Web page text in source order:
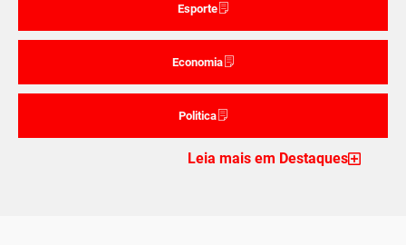
Esporte
Economia
Politica
Leia mais em Destaques